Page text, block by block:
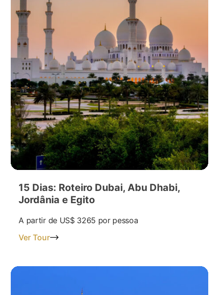
15 Dias: Roteiro Dubai, Abu Dhabi,
Jordânia e Egito
A partir de US$ 3265 por pessoa
Ver Tour